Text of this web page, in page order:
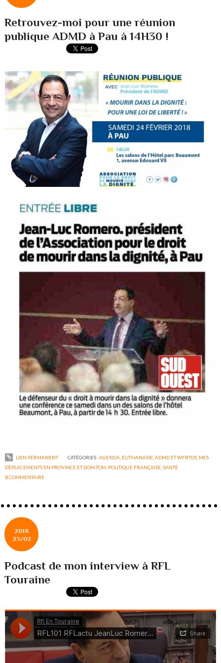
Retrouvez-moi pour une réunion
publique ADMD à Pau à 14H30 !
LIEN PERMANENT CATÉGORIES :AGENDA EUTHANASIE, ADMD ET WFRTDS, MES
DÉPLACEMENTS EN PROVINCE ET DOM-TOM POLITIQUE FRANÇAISE ,SANTÉ
0COMMENTAIRE
2018
23/02
Podcast de mon interview à RFL
Touraine